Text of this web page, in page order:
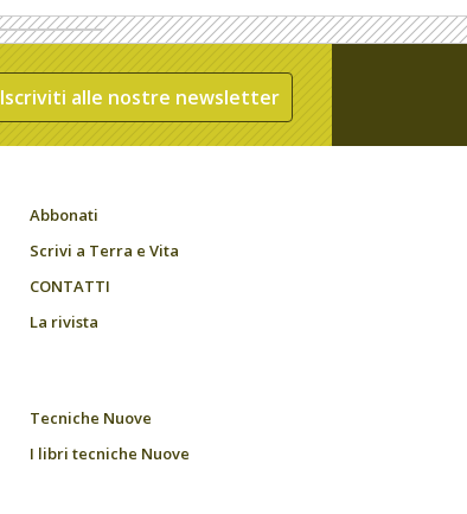
Iscriviti alle nostre newsletter
Abbonati
Scrivi a Terra e Vita
CONTATTI
La rivista
Tecniche Nuove
I libri tecniche Nuove